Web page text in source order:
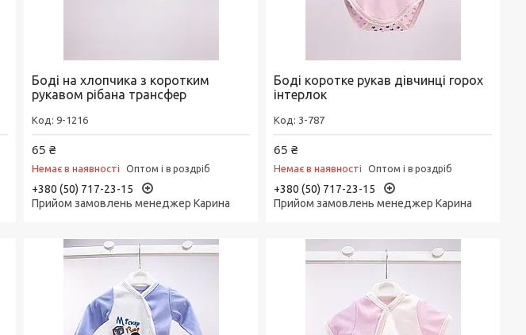
Боді на хлопчика з коротким
рукавом рібана трансфер
9-1216
65 ₴
Немає в наявності Оптом і в роздріб
+380 (50) 717-23-15
Прийом замовлень менеджер Карина
Боді коротке рукав дівчинці горох
інтерлок
3-787
65 ₴
Немає в наявності Оптом і в роздріб
+380 (50) 717-23-15
Прийом замовлень менеджер Карина